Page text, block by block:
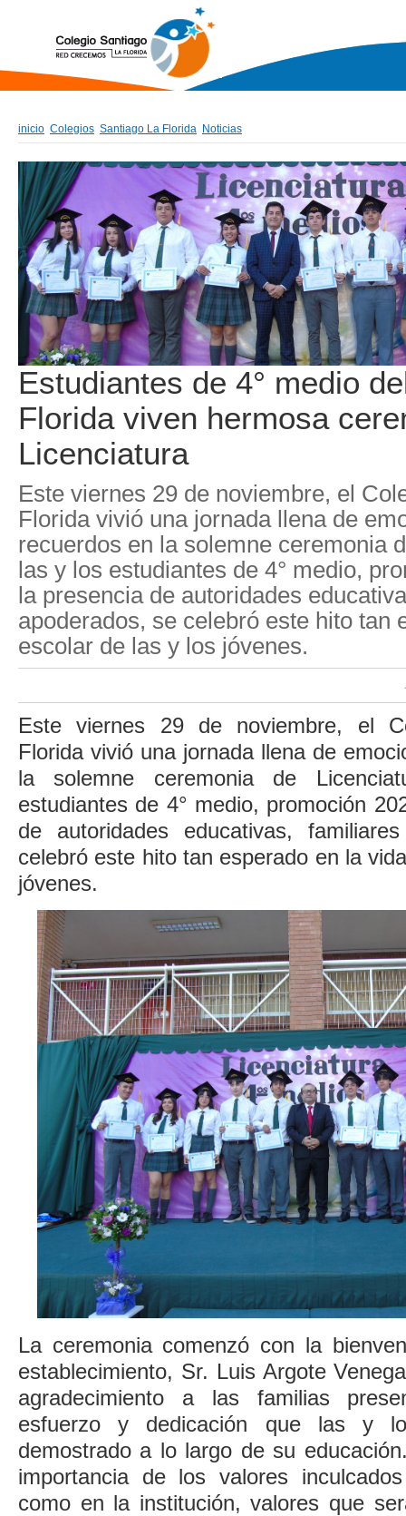
inicio Colegios Santiago La Florida Noticias
Estudiantes de 4° medio
Florida viven hermosa
Licenciatura
Este viernes 29 de noviembre, el
Florida vivió una jornada llena de
recuerdos en la solemne ceremonia
las y los estudiantes de 4° medio,
la presencia de autoridades
apoderados, se celebró este hito tan
escolar de las y los jóvenes.
Este viernes 29 de noviembre, el
Florida vivió una jornada llena de
la solemne ceremonia de
estudiantes de 4° medio, promoción
de autoridades educativas,
celebró este hito tan esperado en la
jóvenes.
La ceremonia comenzó con la
establecimiento, Sr. Luis Argote
agradecimiento a las familias
esfuerzo y dedicación que las y
demostrado a lo largo de su
importancia de los valores
como en la institución, valores que